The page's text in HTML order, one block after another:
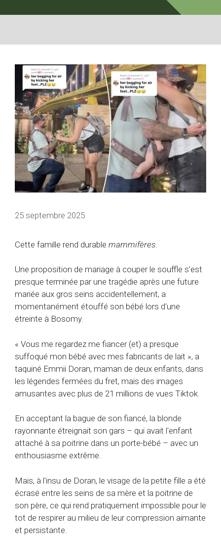
25 septembre 2025
Cette famille rend durable mammifères
Une proposition de mariage à couper le souffle s'est
presque terminée par une tragédie après une future
mariée aux gros seins accidentellement, a
momentanément étouffé son bébé lors d'une
étreinte à Bosomy.
« Vous me regardez me fiancer (et) a presque
suffoqué mon bébé avec mes fabricants de lait », a
taquiné Emmii Doran, maman de deux enfants, dans
les légendes fermées du fret, mais des images
amusantes avec plus de 21 millions de vues Tiktok.
En acceptant la bague de son fiancé, la blonde
rayonnante étreignait son gars – qui avait l'enfant
attaché à sa poitrine dans un porte-bébé – avec un
enthousiasme extrême.
Mais, à l'insu de Doran, le visage de la petite fille a été
écrasé entre les seins de sa mère et la poitrine de
son père, ce qui rend pratiquement impossible pour le
tot de respirer au milieu de leur compression aimante
et persistante.